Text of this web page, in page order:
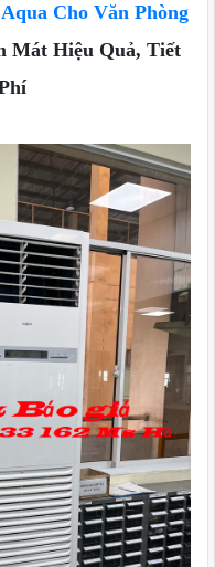
Cho Văn Phòng
Mát Hiệu Quả, Tiết